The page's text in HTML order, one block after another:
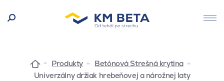
Produkty
Betónová Strešná krytina
Univerzálny držiak hrebeňovej a nárožnej laty